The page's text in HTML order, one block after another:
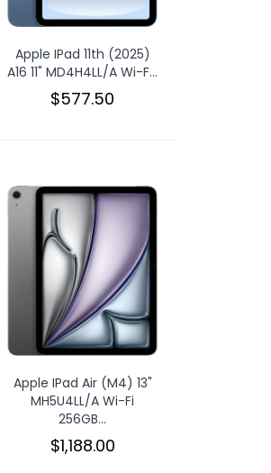
Apple IPad 11th (2025)
A16 11" MD4H4LL/A Wi-F...
$577.50
Apple IPad Air (M4) 13"
MH5U4LL/A Wi-Fi
256GB...
$1,188.00